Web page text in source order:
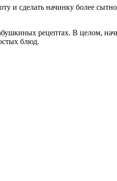
и сделать начинку более
рецептах. В целом,
блюд.